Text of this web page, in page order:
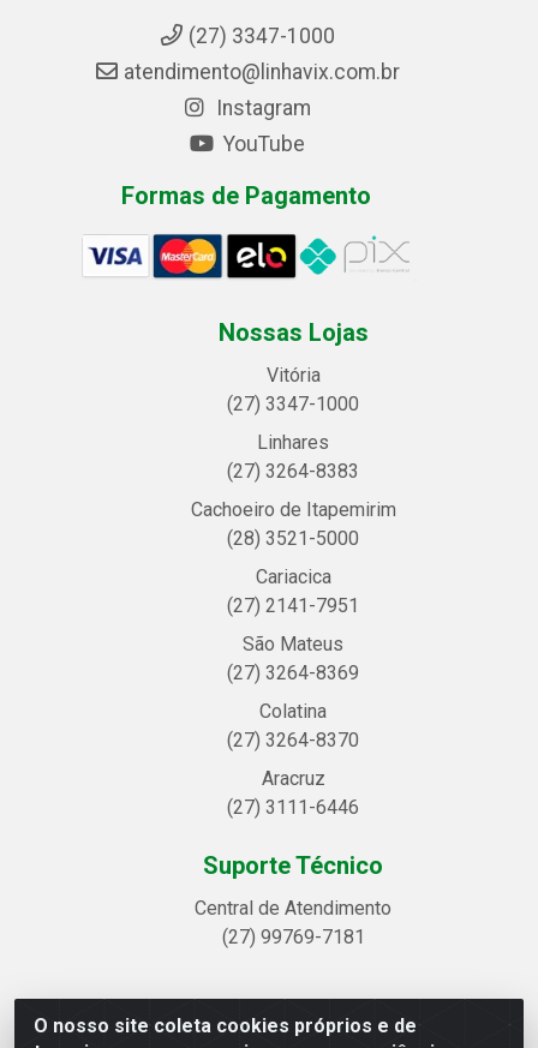
O nosso site coleta cookies próprios e de
(27) 3347-1000
atendimento@linhavix.com.br
Instagram
YouTube
Formas de Pagamento
Nossas Lojas
Vitória
(27) 3347-1000
Linhares
(27) 3264-8383
Cachoeiro de Itapemirim
(28) 3521-5000
Cariacica
(27) 2141-7951
São Mateus
(27) 3264-8369
Colatina
(27) 3264-8370
Aracruz
(27) 3111-6446
Suporte Técnico
Central de Atendimento
(27) 99769-7181
Linhavix Distribuidora LTDA - Avenida Alegre, 2521 -